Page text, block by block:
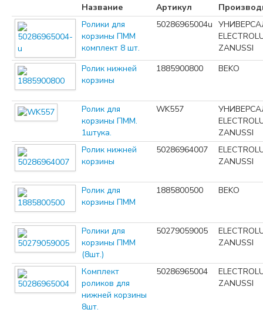
Название Артикул
Ролики для
корзины ПММ
комплект 8 шт.
50286965004u
ZANUSSI
Ролик нижней
корзины
1885900800 BEKO
Ролик для
корзины ПММ.
1штука.
WK557
ZANUSSI
Ролик нижней
корзины
50286964007
ZANUSSI
Ролик для
корзины ПММ
1885800500 BEKO
Ролики для
корзины ПММ
(8шт.)
50279059005
ZANUSSI
Комплект
роликов для
нижней корзины
8шт.
50286965004
ZANUSSI